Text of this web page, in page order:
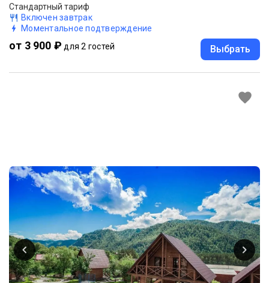
Стандартный тариф
Включен завтрак
Моментальное подтверждение
от 3 900 ₽ для 2 гостей Выбрать